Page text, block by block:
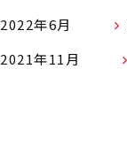
2022年6月
2021年11月